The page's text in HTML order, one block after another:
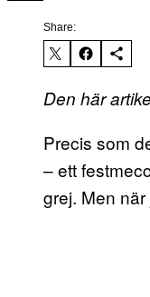
Share:
Den här
Precis som
– ett
grej. Men